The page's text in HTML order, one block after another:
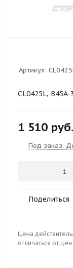
Артикул:
CL0425L,
1 510 руб.
Под заказ.
Поделиться
Цена
отличаться от